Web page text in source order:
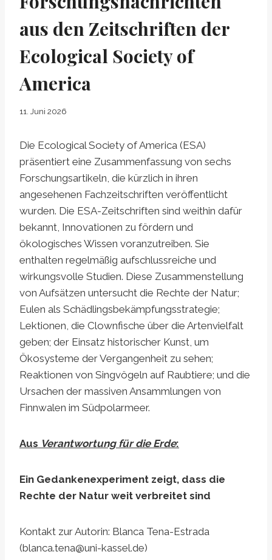
aus den Zeitschriften der
Ecological Society of
America
11. Juni 2026
Die Ecological Society of America (ESA)
präsentiert eine Zusammenfassung von sechs
Forschungsartikeln, die kürzlich in ihren
angesehenen Fachzeitschriften veröffentlicht
wurden. Die ESA-Zeitschriften sind weithin dafür
bekannt, Innovationen zu fördern und
ökologisches Wissen voranzutreiben. Sie
enthalten regelmäßig aufschlussreiche und
wirkungsvolle Studien. Diese Zusammenstellung
von Aufsätzen untersucht die Rechte der Natur;
Eulen als Schädlingsbekämpfungsstrategie;
Lektionen, die Clownfische über die Artenvielfalt
geben; der Einsatz historischer Kunst, um
Ökosysteme der Vergangenheit zu sehen;
Reaktionen von Singvögeln auf Raubtiere; und die
Ursachen der massiven Ansammlungen von
Finnwalen im Südpolarmeer.
Aus Verantwortung für die Erde:
Ein Gedankenexperiment zeigt, dass die
Rechte der Natur weit verbreitet sind
Kontakt zur Autorin: Blanca Tena-Estrada
(blanca.tena@uni-kassel.de)